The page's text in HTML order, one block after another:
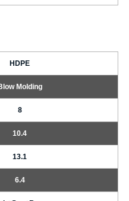
HDPE
Molding
8
10.4
13.1
6.4